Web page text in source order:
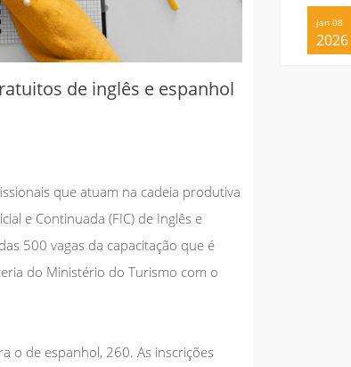
de inglês e espanhol
que atuam na cadeia produtiva
e Continuada (FIC) de Inglês e
500 vagas da capacitação que é
do Ministério do Turismo com o
o de espanhol, 260. As inscrições
jan 08
2026
jan 08
2026